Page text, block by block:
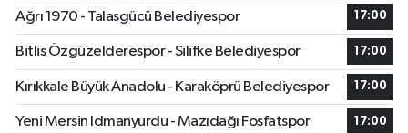
Ağrı 1970 - Talasgücü Belediyespor 17:00
Bitlis Özgüzelderespor - Silifke Belediyespor 17:00
Kırıkkale Büyük Anadolu - Karaköprü Belediyespor 17:00
Yeni Mersin Idmanyurdu - Mazıdağı Fosfatspor 17:00